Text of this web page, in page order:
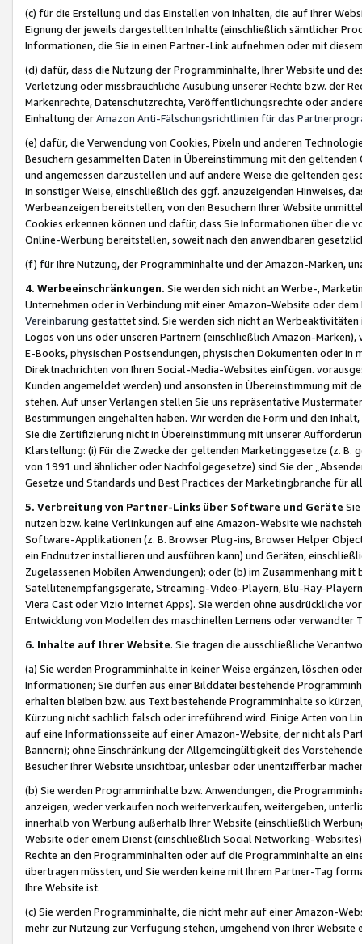
(c) für die Erstellung und das Einstellen von Inhalten, die auf Ihrer
Eignung der jeweils dargestellten Inhalte (einschließlich sämtlicher
Informationen, die Sie in einen Partner-Link aufnehmen oder mit
(d) dafür, dass die Nutzung der Programminhalte, Ihrer Website und
Verletzung oder missbräuchliche Ausübung unserer Rechte bzw. der
Markenrechte, Datenschutzrechte, Veröffentlichungsrechte oder
Einhaltung derAmazon Anti-Fälschungsrichtlinien für das
(e) dafür, die Verwendung von Cookies, Pixeln und anderen
Besuchern gesammelten Daten in Übereinstimmung mit den
und angemessen darzustellen und auf andere Weise die geltenden
in sonstiger Weise, einschließlich des ggf. anzuzeigenden Hinweises,
Werbeanzeigen bereitstellen, von den Besuchern Ihrer Website
Cookies erkennen können und dafür, dass Sie Informationen über die
Online-Werbung bereitstellen, soweit nach den anwendbaren
(f) für Ihre Nutzung, der Programminhalte und der Amazon-Marken,
4. Werbeeinschränkungen. Sie werden sich nicht an Werbe-,
Unternehmen oder in Verbindung mit einer Amazon-Website oder
Vereinbarung gestattet sind. Sie werden sich nicht an
Logos von uns oder unseren Partnern (einschließlich Amazon-
E-Books, physischen Postsendungen, physischen Dokumenten oder in
Direktnachrichten von Ihren Social-Media-Websites einfügen.
Kunden angemeldet werden) und ansonsten in Übereinstimmung mit
stehen. Auf unser Verlangen stellen Sie uns repräsentative
Bestimmungen eingehalten haben. Wir werden die Form und den
Sie die Zertifizierung nicht in Übereinstimmung mit unserer
Klarstellung: (i) Für die Zwecke der geltenden Marketinggesetze (z. B.
von 1991 und ähnlicher oder Nachfolgegesetze) sind Sie der
Gesetze und Standards und Best Practices der Marketingbranche für
5. Verbreitung von Partner-Links über Software und Geräte
nutzen bzw. keine Verlinkungen auf eine Amazon-Website wie
Software-Applikationen (z. B. Browser Plug-ins, Browser Helper
ein Endnutzer installieren und ausführen kann) und Geräten,
Zugelassenen Mobilen Anwendungen); oder (b) im Zusammenhang
Satellitenempfangsgeräte, Streaming-Video-Playern, Blu-Ray-
Viera Cast oder Vizio Internet Apps). Sie werden ohne ausdrückliche
Entwicklung von Modellen des maschinellen Lernens oder
6. Inhalte auf Ihrer Website. Sie tragen die ausschließliche
(a) Sie werden Programminhalte in keiner Weise ergänzen, löschen
Informationen; Sie dürfen aus einer Bilddatei bestehende
erhalten bleiben bzw. aus Text bestehende Programminhalte so
Kürzung nicht sachlich falsch oder irreführend wird. Einige Arten von
auf eine Informationsseite auf einer Amazon-Website, der nicht als
Bannern); ohne Einschränkung der Allgemeingültigkeit des
Besucher Ihrer Website unsichtbar, unlesbar oder unentzifferbar
(b) Sie werden Programminhalte bzw. Anwendungen, die
anzeigen, weder verkaufen noch weiterverkaufen, weitergeben,
innerhalb von Werbung außerhalb Ihrer Website (einschließlich
Website oder einem Dienst (einschließlich Social Networking-
Rechte an den Programminhalten oder auf die Programminhalte an
übertragen müssten, und Sie werden keine mit Ihrem Partner-Tag
Ihre Website ist.
(c) Sie werden Programminhalte, die nicht mehr auf einer Amazon-
mehr zur Nutzung zur Verfügung stehen, umgehend von Ihrer